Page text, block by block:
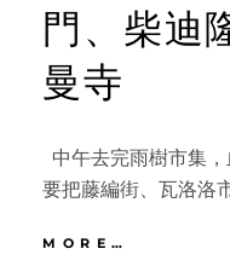
門、柴迪
曼寺
中午去完雨樹市集
要把藤編街、瓦洛洛
MORE…